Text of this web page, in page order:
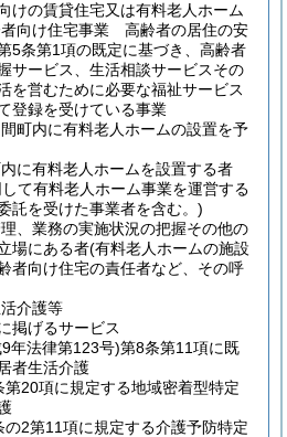
けの賃貸住宅又は有料老人ホーム
向け住宅事業 高齢者の居住の安
5条第1項の既定に基づき、高齢者
サービス、生活相談サービスその
を営むために必要な福祉サービス
登録を受けている事業
町内に有料老人ホームの設置を予
に有料老人ホームを設置する者
て有料老人ホーム事業を運営する
託を受けた事業者を含む。)
、業務の実施状況の把握その他の
場にある者(有料老人ホームの施設
者向け住宅の責任者など、その呼
介護等
掲げるサービス
年法律第123号)第8条第11項に既
者生活介護
20項に規定する地域密着型特定
2第11項に規定する介護予防特定